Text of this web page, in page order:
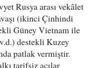
Rusya arası vekâlet
(ikinci Çinhindi
Güney Vietnam ile
destekli Kuzey
patlak vermiştir.
tarifsiz acılar